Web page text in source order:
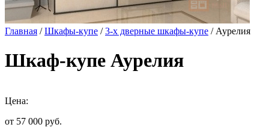
Главная /Шкафы-купе /3-х дверные шкафы-купе / Аурелия
Шкаф-купе Аурелия
Цена:
от 57 000 руб.